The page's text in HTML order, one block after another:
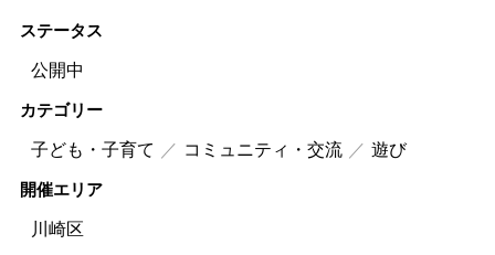
ステータス
公開中
カテゴリー
子ども・子育て コミュニティ・交流 遊び
開催エリア
川崎区